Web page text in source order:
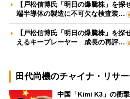
【戸松信博氏「明日の爆騰株」を探
端半導体の製造に不可欠な検査装…
【戸松信博氏「明日の爆騰株」を
えるキープレーヤー 成長の再評…
田代尚機のチャイナ・リサ
中国「Kimi K3」の衝